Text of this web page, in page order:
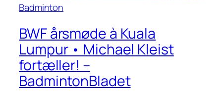
Badminton
BWF årsmøde à Kuala
Lumpur • Michael Kleist
fortæller! –
BadmintonBladet